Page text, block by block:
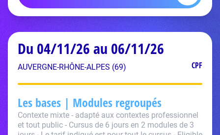
Du 04/11/26 au 06/11/26
AUVERGNE-RHÔNE-ALPES (69) CPF
Les bases | Modules regroupés
Contexte mixte - adapté aux contextes professionnel
et tout public - Cursus de 6 jours en 2 modules de 3